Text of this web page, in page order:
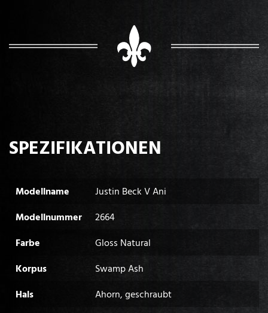
SPEZIFIKATIONEN
Modellname
Justin Beck V Ani
Modellnummer
2664
Farbe
Gloss Natural
Korpus
Swamp Ash
Hals
Ahorn, geschraubt